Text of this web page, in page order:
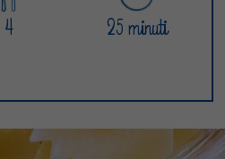
4 25 minuti